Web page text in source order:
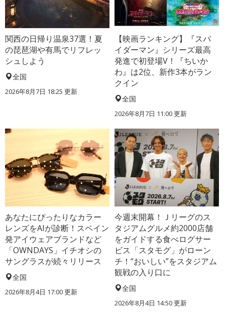
関西の日帰り温泉37選！夏
の琵琶湖や有馬でリフレッ
シュしよう
全国
2026年8月7日 18:25 更新
【映画ランキング】『スパ
イダーマン』シリーズ最高
発進で初登場V！『ちいか
わ』は2位、新作3本がラン
クイン
全国
2026年8月7日 11:00更新
あなたにぴったりなカラー
レンズをAIが診断！スペイン
発アイウェアブランドなど
「OWNDAYS」イチオシの
サングラスが続々リリース
全国
2026年8月4日 17:00更新
今週末開幕！Ｊリーグのス
タジアムグルメ約2000店舗
をガイドする食べログサー
ビス「スタモグ」がローン
チ！“おいしい”をスタジアム
観戦の入り口に
全国
2026年8月4日 14:50更新